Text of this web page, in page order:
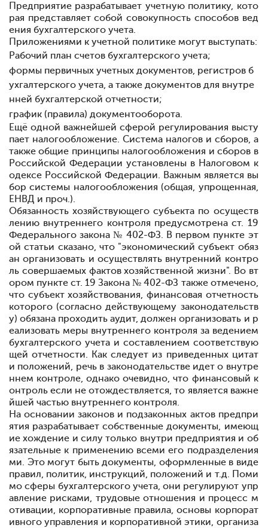
Предприятие разрабатывает учетную политику, кото
рая представляет собой совокупность способов вед
ения бухгалтерского учета.
Приложениями к учетной политике могут выступать:
Рабочий план счетов бухгалтерского учета;
формы первичных учетных документов, регистров б
ухгалтерского учета, а также документов для внутре
нней бухгалтерской отчетности;
график (правила) документооборота.
Ещё одной важнейшей сферой регулирования высту
пает налогообложение. Система налогов и сборов, а
также общие принципы налогообложения и сборов в
Российской Федерации установлены в Налоговом к
одексе Российской Федерации. Важным является вы
бор системы налогообложения (общая, упрощенная,
ЕНВД и проч.).
Обязанность хозяйствующего субъекта по осуществ
лению внутреннего контроля предусмотрена ст. 19
Федерального закона № 402-ФЗ. В первом пункте эт
ой статьи сказано, что "экономический субъект обяз
ан организовать и осуществлять внутренний контро
ль совершаемых фактов хозяйственной жизни". Во вт
ором пункте ст. 19 Закона № 402-ФЗ также отмечено,
что субъект хозяйствования, финансовая отчетность
которого (согласно действующему законодательств
у) обязана проходить аудит, должен организовать и р
еализовать меры внутреннего контроля за ведением
бухгалтерского учета и составлением соответствую
щей отчетности. Как следует из приведенных цитат
и положений, речь в законодательстве идет о внутре
ннем контроле, однако очевидно, что финансовый к
онтроль если не отождествляется, то является важне
йшей частью внутреннего контроля.
На основании законов и подзаконных актов предпри
ятия разрабатывает собственные документы, имеющ
ие хождение и силу только внутри предприятия и об
язательные к применению всеми его подразделения
ми. Это могут быть документы, оформленные в виде
правил, политик, инструкций, положений и т.д. Поми
мо сферы бухгалтерского учета, они регулируют упр
авление рисками, трудовые отношения и процесс м
отивации, корпоративные правила, основы корпорат
ивного управления и корпоративной этики, организа